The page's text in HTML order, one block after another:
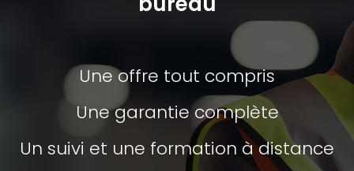
Une offre tout compris
Une garantie complète
Un suivi et une formation à distance